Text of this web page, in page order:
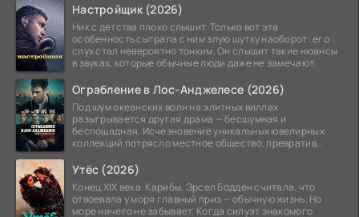
Настройщик (2026)
Ник с детства плохо слышит. Только вот эта
особенность сыграла с ним злую шутку наоборот: его
слух стал невероятно тонким. Он слышит такие нюансы
в звуках, которые обычные люди даже не замечают.
Ограбление в Лос-Анджелесе (2026)
Под шум океанских волн на элитных виллах
разыгрывается другая драма — бесшумная и
беспощадная. Исчезновение уникальных ювелирных
коллекций потрясло местное общество, превратив
Утёс (2026)
Конец XIX века. Карибы. Эрсел Бодден считала, что
отвоевала у моря главный приз — обычную жизнь. Но
море ничего не забывает. Когда силуэт знакомого